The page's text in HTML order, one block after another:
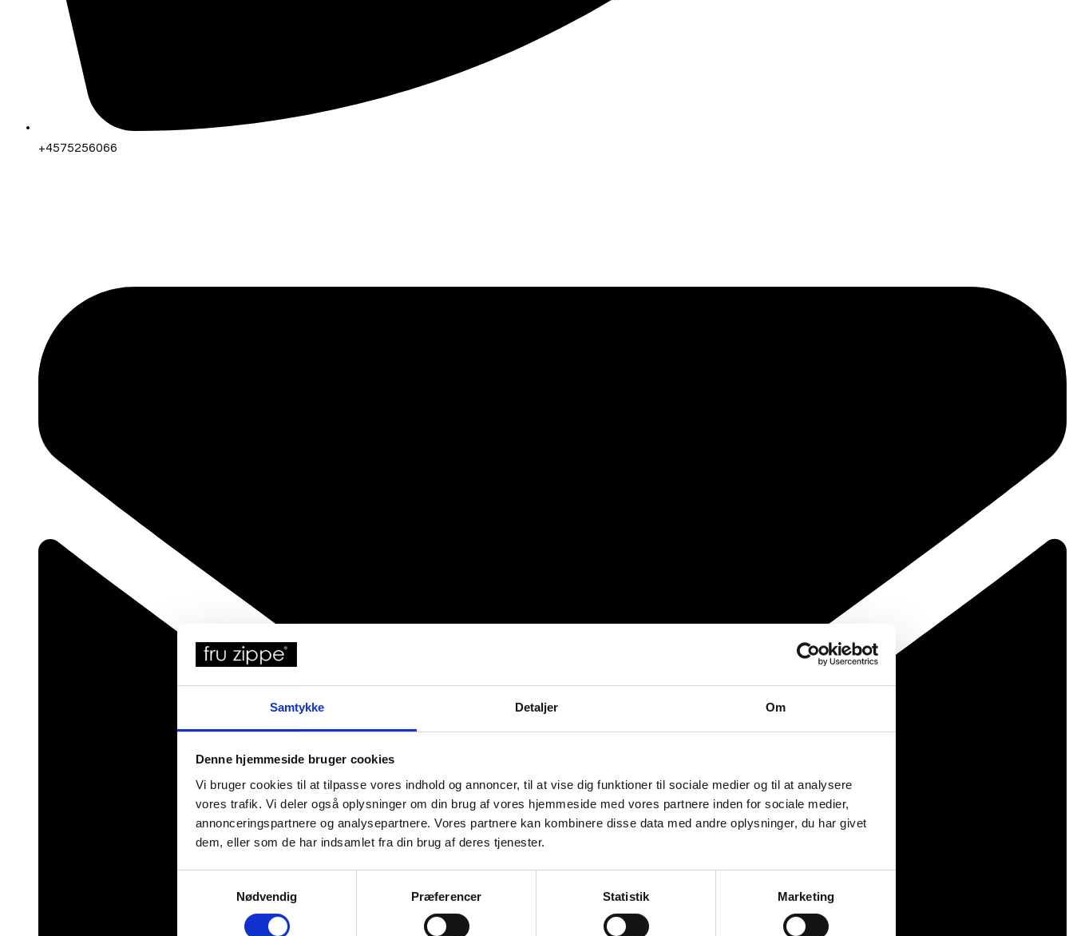
Samtykke Detaljer Om
Denne hjemmeside bruger cookies
Vi bruger cookies til at tilpasse vores indhold og annoncer, til at vise dig funktioner til sociale medier og til at analysere
vores trafik. Vi deler også oplysninger om din brug af vores hjemmeside med vores partnere inden for sociale medier,
annonceringspartnere og analysepartnere. Vores partnere kan kombinere disse data med andre oplysninger, du har givet
dem, eller som de har indsamlet fra din brug af deres tjenester.
Nødvendig
Præferencer Statistik Marketing
+4575256066